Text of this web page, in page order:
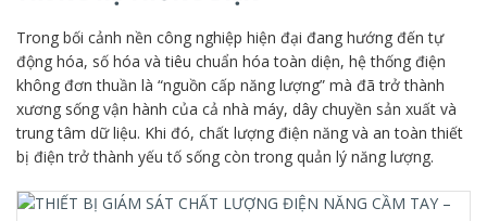
Trong bối cảnh nền công nghiệp hiện đại đang hướng đến tự
động hóa, số hóa và tiêu chuẩn hóa toàn diện, hệ thống điện
không đơn thuần là “nguồn cấp năng lượng” mà đã trở thành
xương sống vận hành của cả nhà máy, dây chuyền sản xuất và
trung tâm dữ liệu. Khi đó, chất lượng điện năng và an toàn thiết
bị điện trở thành yếu tố sống còn trong quản lý năng lượng.